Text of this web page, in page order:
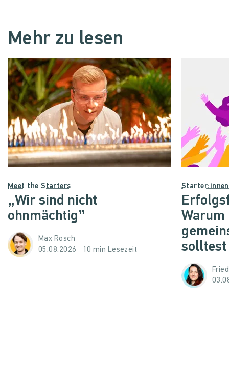
Mehr zu lesen
Meet the Starters
„Wir sind nicht
ohnmächtig”
Max Rosch
05.08.2026
10 min Lesezeit
Warum
solltest